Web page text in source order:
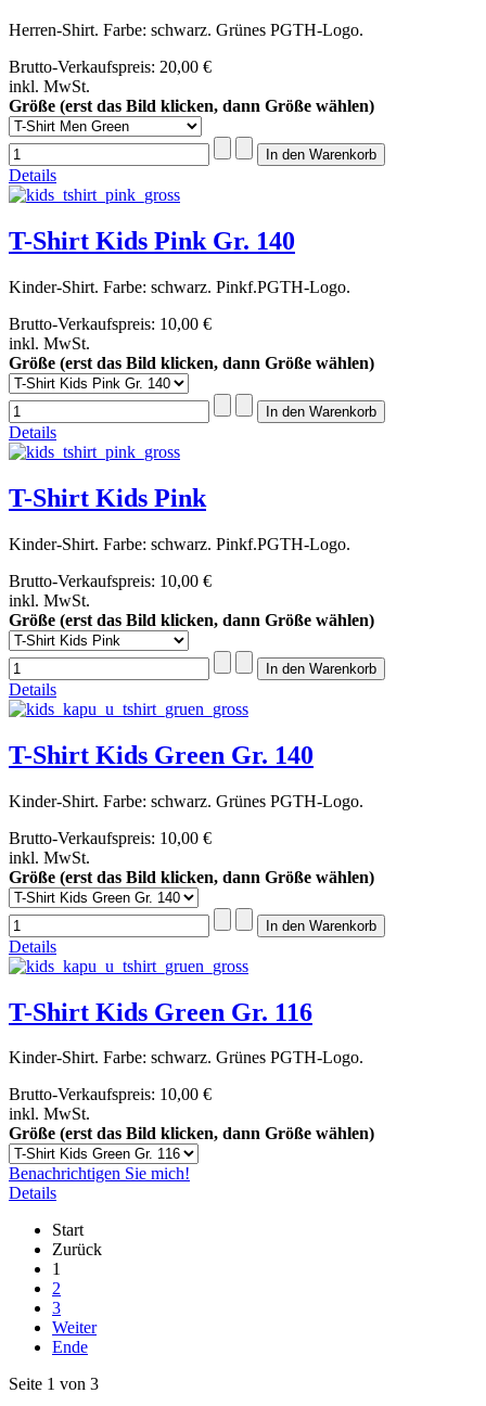
Herren-Shirt. Farbe: schwarz. Grünes PGTH-Logo.
Brutto-Verkaufspreis: 20,00 €
inkl. MwSt.
Größe (erst das Bild klicken, dann Größe wählen)
Details
T-Shirt Kids Pink Gr. 140
Kinder-Shirt. Farbe: schwarz. Pinkf.PGTH-Logo.
Brutto-Verkaufspreis: 10,00 €
inkl. MwSt.
Größe (erst das Bild klicken, dann Größe wählen)
Details
T-Shirt Kids Pink
Kinder-Shirt. Farbe: schwarz. Pinkf.PGTH-Logo.
Brutto-Verkaufspreis: 10,00 €
inkl. MwSt.
Größe (erst das Bild klicken, dann Größe wählen)
Details
T-Shirt Kids Green Gr. 140
Kinder-Shirt. Farbe: schwarz. Grünes PGTH-Logo.
Brutto-Verkaufspreis: 10,00 €
inkl. MwSt.
Größe (erst das Bild klicken, dann Größe wählen)
Details
T-Shirt Kids Green Gr. 116
Kinder-Shirt. Farbe: schwarz. Grünes PGTH-Logo.
Brutto-Verkaufspreis: 10,00 €
inkl. MwSt.
Größe (erst das Bild klicken, dann Größe wählen)
Benachrichtigen Sie mich!
Details
Start
Zurück
1
2
3
Weiter
Ende
Seite 1 von 3